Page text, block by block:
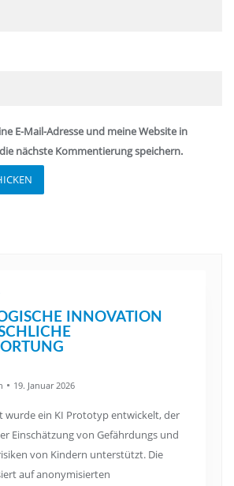
E-Mail-Adresse und meine Website in
nächste Kommentierung speichern.
INNOVATION
19. Januar 2026
wurde ein KI Prototyp entwickelt, der
Einschätzung von Gefährdungs und
von Kindern unterstützt. Die
auf anonymisierten